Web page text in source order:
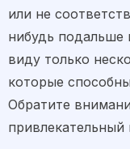
или не
нибудь подальше
виду только
которые
Обратите